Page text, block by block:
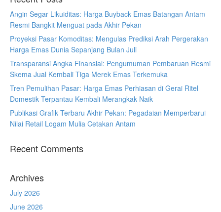
Angin Segar Likuiditas: Harga Buyback Emas Batangan Antam
Resmi Bangkit Menguat pada Akhir Pekan
Proyeksi Pasar Komoditas: Mengulas Prediksi Arah Pergerakan
Harga Emas Dunia Sepanjang Bulan Juli
Transparansi Angka Finansial: Pengumuman Pembaruan Resmi
Skema Jual Kembali Tiga Merek Emas Terkemuka
Tren Pemulihan Pasar: Harga Emas Perhiasan di Gerai Ritel
Domestik Terpantau Kembali Merangkak Naik
Publikasi Grafik Terbaru Akhir Pekan: Pegadaian Memperbarui
Nilai Retail Logam Mulia Cetakan Antam
Recent Comments
Archives
July 2026
June 2026